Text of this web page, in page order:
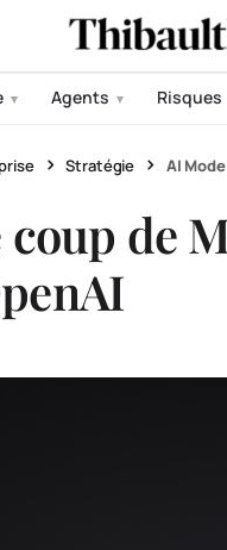
▾ Agents ▾ Risques
Stratégie AI
coup de